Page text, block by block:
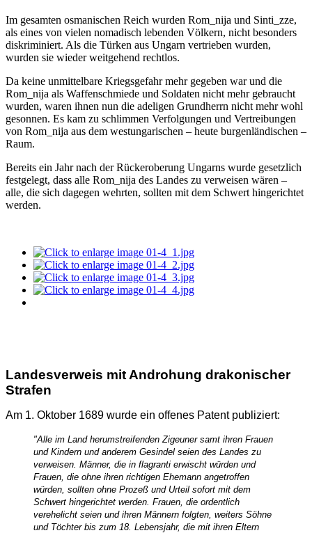
Im gesamten osmanischen Reich wurden Rom_nija und Sinti_zze,
als eines von vielen nomadisch lebenden Völkern, nicht besonders
diskriminiert. Als die Türken aus Ungarn vertrieben wurden,
wurden sie wieder weitgehend rechtlos.
Da keine unmittelbare Kriegsgefahr mehr gegeben war und die
Rom_nija als Waffenschmiede und Soldaten nicht mehr gebraucht
wurden, waren ihnen nun die adeligen Grundherrn nicht mehr wohl
gesonnen. Es kam zu schlimmen Verfolgungen und Vertreibungen
von Rom_nija aus dem westungarischen – heute burgenländischen –
Raum.
Bereits ein Jahr nach der Rückeroberung Ungarns wurde gesetzlich
festgelegt, dass alle Rom_nija des Landes zu verweisen wären –
alle, die sich dagegen wehrten, sollten mit dem Schwert hingerichtet
werden.
Landesverweis mit Androhung drakonischer
Strafen
Am 1. Oktober 1689 wurde ein offenes Patent publiziert:
"Alle im Land herumstreifenden Zigeuner samt ihren Frauen
und Kindern und anderem Gesindel seien des Landes zu
verweisen. Männer, die in flagranti erwischt würden und
Frauen, die ohne ihren richtigen Ehemann angetroffen
würden, sollten ohne Prozeß und Urteil sofort mit dem
Schwert hingerichtet werden. Frauen, die ordentlich
verehelicht seien und ihren Männern folgten, weiters Söhne
und Töchter bis zum 18. Lebensjahr, die mit ihren Eltern